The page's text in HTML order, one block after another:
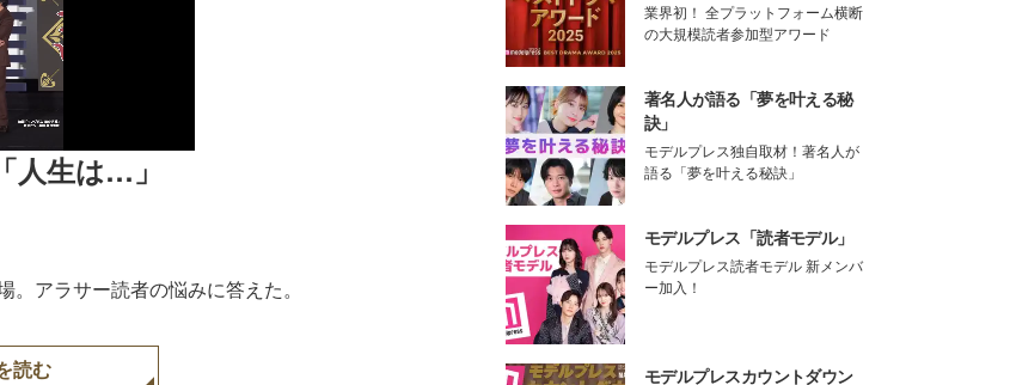
人生は…」
アラサー読者の悩みに答えた。
読む
業界初！ 全プラットフォーム横断
の大規模読者参加型アワード
著名人が語る「夢を叶える秘
訣」
モデルプレス独自取材！著名人が
語る「夢を叶える秘訣」
モデルプレス「読者モデル」
モデルプレス読者モデル 新メンバ
ー加入！
モデルプレスカウントダウン